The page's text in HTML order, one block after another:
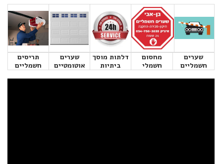
שערים
חשמליים
מחסום
חשמלי
דלתות מוסך
ביתיות
שערים
אוטומטיים
תריסים
חשמליים